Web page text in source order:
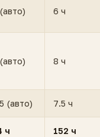
6 ч
8 ч
(авто) 7.5 ч
ч 152 ч